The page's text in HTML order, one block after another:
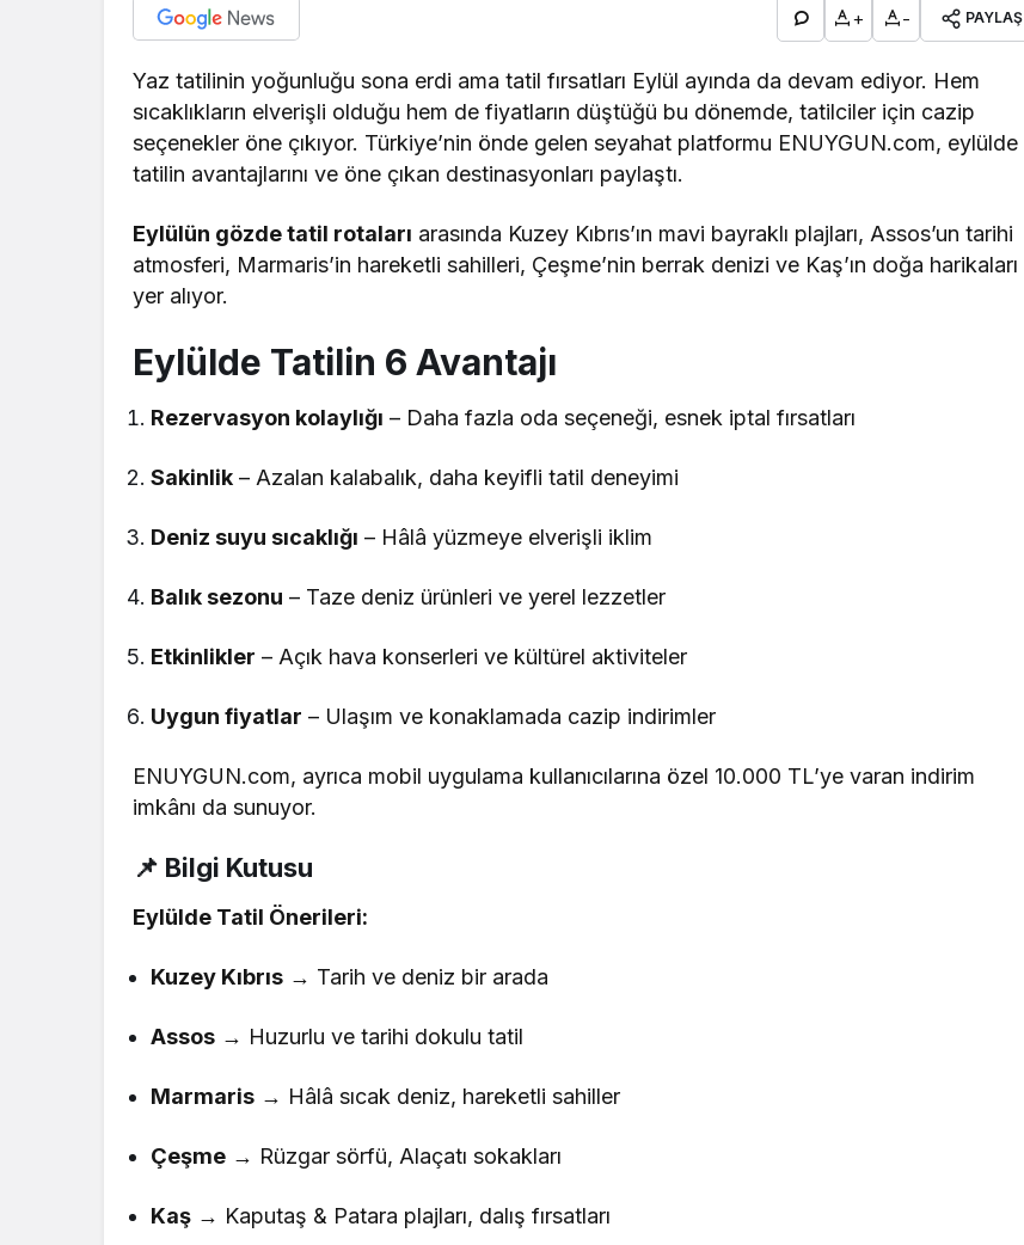
+ - PAYLAŞ
Yaz tatilinin yoğunluğu sona erdi ama tatil fırsatları Eylül ayında da devam ediyor. Hem
sıcaklıkların elverişli olduğu hem de fiyatların düştüğü bu dönemde, tatilciler için cazip
seçenekler öne çıkıyor. Türkiye’nin önde gelen seyahat platformu ENUYGUN.com, eylülde
tatilin avantajlarını ve öne çıkan destinasyonları paylaştı.
Eylülün gözde tatil rotaları arasında Kuzey Kıbrıs’ın mavi bayraklı plajları, Assos’un tarihi
atmosferi, Marmaris’in hareketli sahilleri, Çeşme’nin berrak denizi ve Kaş’ın doğa harikaları
yer alıyor.
Eylülde Tatilin 6 Avantajı
Rezervasyon kolaylığı – Daha fazla oda seçeneği, esnek iptal fırsatları
Sakinlik – Azalan kalabalık, daha keyifli tatil deneyimi
Deniz suyu sıcaklığı – Hâlâ yüzmeye elverişli iklim
Balık sezonu – Taze deniz ürünleri ve yerel lezzetler
Etkinlikler – Açık hava konserleri ve kültürel aktiviteler
Uygun fiyatlar – Ulaşım ve konaklamada cazip indirimler
ENUYGUN.com, ayrıca mobil uygulama kullanıcılarına özel 10.000 TL’ye varan indirim
imkânı da sunuyor.
📌 Bilgi Kutusu
Eylülde Tatil Önerileri:
Kuzey Kıbrıs → Tarih ve deniz bir arada
Assos → Huzurlu ve tarihi dokulu tatil
Marmaris → Hâlâ sıcak deniz, hareketli sahiller
Çeşme → Rüzgar sörfü, Alaçatı sokakları
Kaş → Kaputaş & Patara plajları, dalış fırsatları